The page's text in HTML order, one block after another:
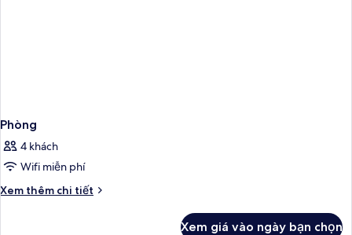
Phòng
4 khách
Wifi miễn phí
Xem thêm chi tiết
Chi
Xem giá vào ngày bạn chọn